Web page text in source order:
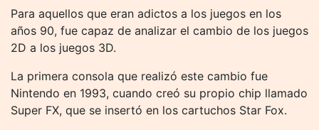
Para aquellos que eran adictos a los juegos en los
años 90, fue capaz de analizar el cambio de los juegos
2D a los juegos 3D.
La primera consola que realizó este cambio fue
Nintendo en 1993, cuando creó su propio chip llamado
Super FX, que se insertó en los cartuchos Star Fox.